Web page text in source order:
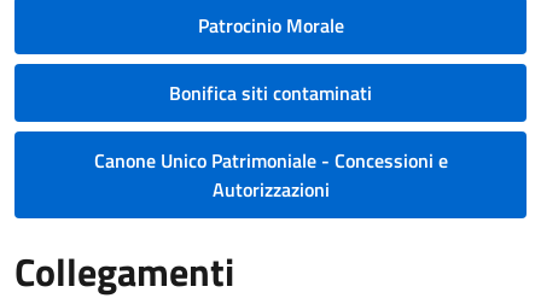
Patrocinio Morale
Bonifica siti contaminati
Canone Unico Patrimoniale - Concessioni e
Autorizzazioni
Collegamenti